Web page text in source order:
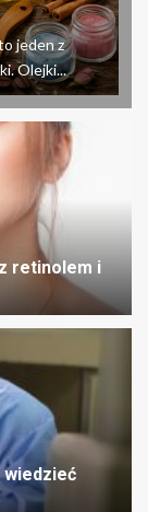
jeden z
Olejki...
retinolem i
wiedzieć